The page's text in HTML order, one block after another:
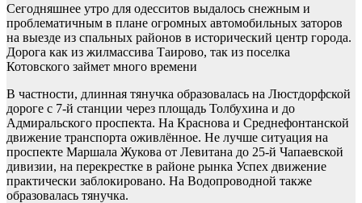
Сегодняшнее утро для одесситов выдалось снежным и
проблематичным в плане огромных автомобильных заторов
на выезде из спальных районов в исторический центр города.
Дорога как из жилмассива Таирово, так из поселка
Котовского займет много времени
В частности, длинная тянучка образовалась на Люстдорфской
дороге с 7-й станции через площадь Толбухина и до
Адмиральского проспекта. На Краснова и Среднефонтанской
движение транспорта оживлённое. Не лучше ситуация на
проспекте Маршала Жукова от Левитана до 25-й Чапаевской
дивизии, на перекрестке в районе рынка Успех движение
практически заблокировано. На Водопроводной также
образовалась тянучка.